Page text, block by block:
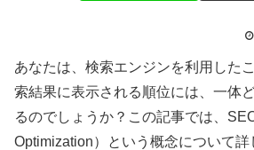
あなたは、検索エンジンを利用した
索結果に表示される順位には、一体
るのでしょうか？この記事では、
Optimization）という概念について詳